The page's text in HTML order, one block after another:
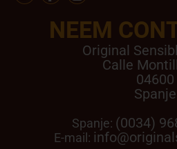
NEEM
Original
Calle
04600
Spanje
Spanje: (0034)
E-mail: